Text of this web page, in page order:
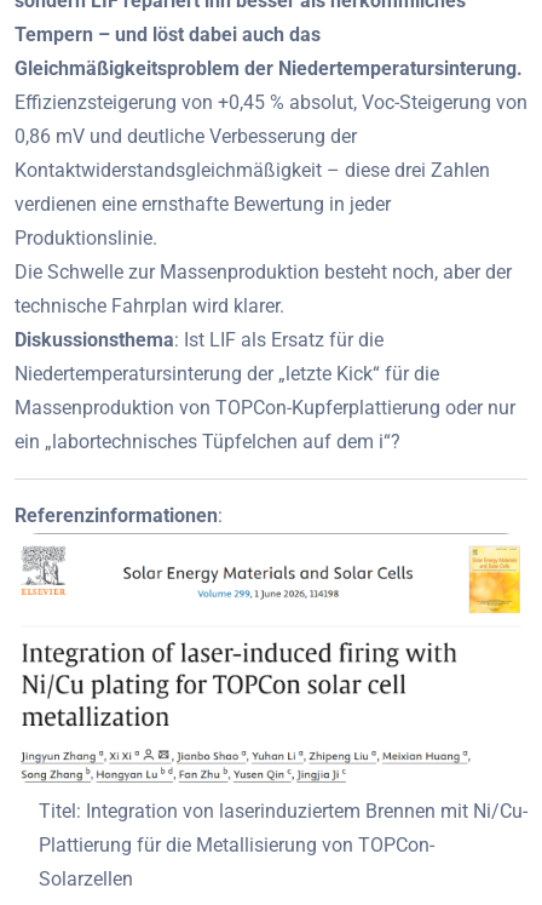
Tempern – und löst dabei auch das
Gleichmäßigkeitsproblem der Niedertemperatursinterung.
Effizienzsteigerung von +0,45 % absolut, Voc-Steigerung von
0,86 mV und deutliche Verbesserung der
Kontaktwiderstandsgleichmäßigkeit – diese drei Zahlen
verdienen eine ernsthafte Bewertung in jeder
Produktionslinie.
Die Schwelle zur Massenproduktion besteht noch, aber der
technische Fahrplan wird klarer.
Diskussionsthema: Ist LIF als Ersatz für die
Niedertemperatursinterung der „letzte Kick“ für die
Massenproduktion von TOPCon-Kupferplattierung oder nur
ein „labortechnisches Tüpfelchen auf dem i“?
Referenzinformationen:
Titel: Integration von laserinduziertem Brennen mit Ni/Cu-
Plattierung für die Metallisierung von TOPCon-
Solarzellen